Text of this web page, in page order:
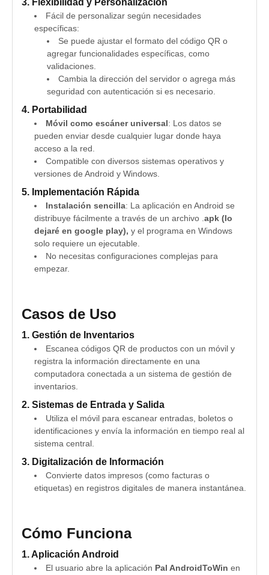
3. Flexibilidad y Personalización
Fácil de personalizar según necesidades
específicas:
Se puede ajustar el formato del código QR o
agregar funcionalidades específicas, como
validaciones.
Cambia la dirección del servidor o agrega más
seguridad con autenticación si es necesario.
4. Portabilidad
Móvil como escáner universal: Los datos se
pueden enviar desde cualquier lugar donde haya
acceso a la red.
Compatible con diversos sistemas operativos y
versiones de Android y Windows.
5. Implementación Rápida
Instalación sencilla: La aplicación en Android se
distribuye fácilmente a través de un archivo . apk (lo
dejaré en google play), y el programa en Windows
solo requiere un ejecutable.
No necesitas configuraciones complejas para
empezar.
Casos de Uso
1. Gestión de Inventarios
Escanea códigos QR de productos con un móvil y
registra la información directamente en una
computadora conectada a un sistema de gestión de
inventarios.
2. Sistemas de Entrada y Salida
Utiliza el móvil para escanear entradas, boletos o
identificaciones y envía la información en tiempo real al
sistema central.
3. Digitalización de Información
Convierte datos impresos (como facturas o
etiquetas) en registros digitales de manera instantánea.
Cómo Funciona
1. Aplicación Android
El usuario abre la aplicación Pal AndroidToWin en